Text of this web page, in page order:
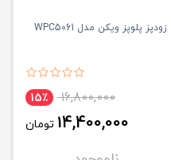
زودپز پلوپز ویکن مدل WPC5061
16,800,000 15٪
14,400,000 تومان